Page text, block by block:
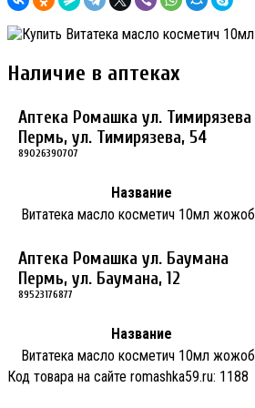
Наличие в аптеках
Аптека Ромашка ул. Тимирязева
Пермь, ул. Тимирязева, 54
89026390707
Название
Витатека масло косметич 10мл
Аптека Ромашка ул. Баумана
Пермь, ул. Баумана, 12
89523176877
Название
Витатека масло косметич 10мл
Код товара на сайте romashka59.ru: 1188